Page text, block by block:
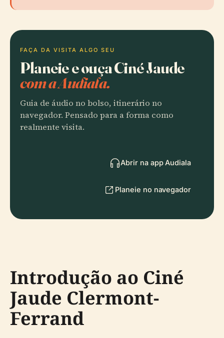
FAÇA DA VISITA ALGO SEU
Planeie e ouça Ciné Jaude
com a Audiala.
Guia de áudio no bolso, itinerário no
navegador. Pensado para a forma como
realmente visita.
Abrir na app Audiala
Planeie no navegador
Introdução ao Ciné
Jaude Clermont-
Ferrand